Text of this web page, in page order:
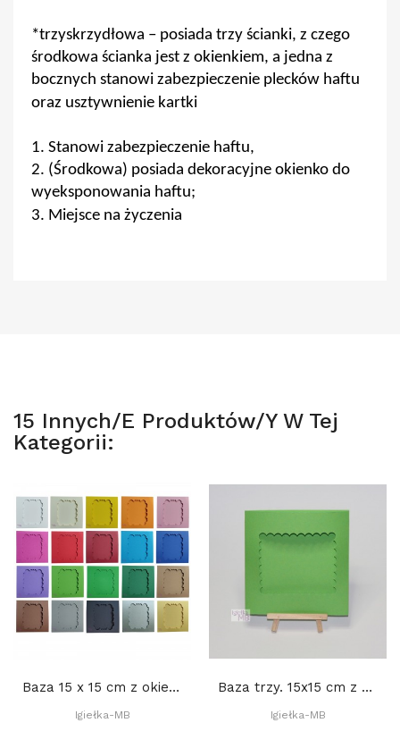
*trzyskrzydłowa – posiada trzy ścianki, z czego
środkowa ścianka jest z okienkiem, a jedna z
bocznych stanowi zabezpieczenie plecków haftu
oraz usztywnienie kartki
1. Stanowi zabezpieczenie haftu,
2. (Środkowa) posiada dekoracyjne okienko do
wyeksponowania haftu;
3. Miejsce na życzenia
15 Innych/e Produktów/y W Tej
Kategorii:
Baza 15 x 15 cm z okienkiem: PROSTOKĄT 3. 9...
Igiełka-MB
Baza trzy. 15x15 cm z okienkiem: Prostokąt...
Igiełka-MB